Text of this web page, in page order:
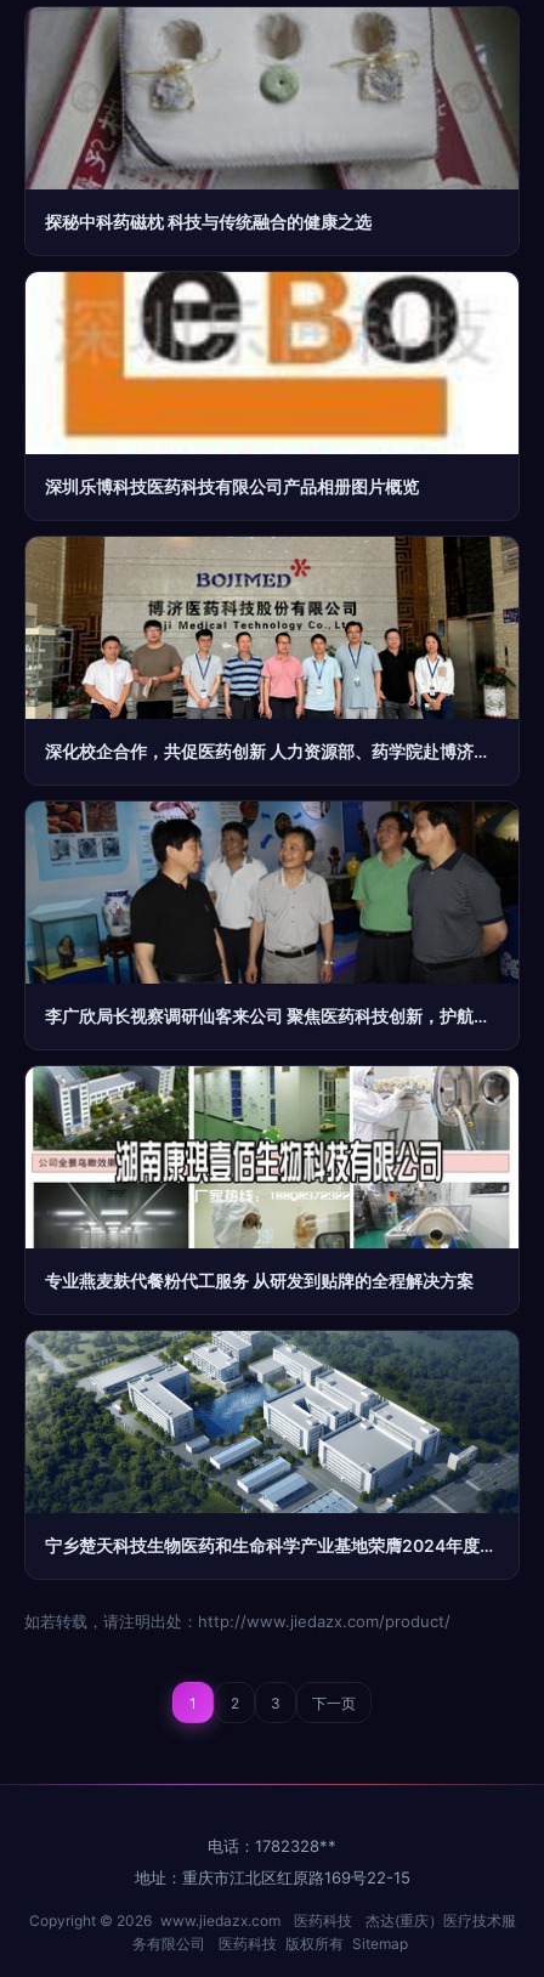
探秘中科药磁枕 科技与传统融合的健康之选
深圳乐博科技医药科技有限公司产品相册图片概览
深化校企合作，共促医药创新 人力资源部、药学院赴博济医药科技股份调研交流
李广欣局长视察调研仙客来公司 聚焦医药科技创新，护航食品药品安全
专业燕麦麸代餐粉代工服务 从研发到贴牌的全程解决方案
宁乡楚天科技生物医药和生命科学产业基地荣膺2024年度省级重点优秀项目
如若转载，请注明出处：http://www.jiedazx.com/product/
1 2 3 下一页
电话：1782328**
地址：重庆市江北区红原路169号22-15
Copyright © 2026 www.jiedazx.com 医药科技
杰达(重庆）医疗技术服
务有限公司
医药科技 版权所有 Sitemap